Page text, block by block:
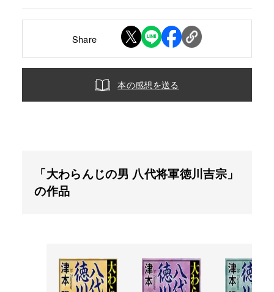
Share
本の感想を送る
「大わらんじの男 八代将軍徳川吉宗」
の作品